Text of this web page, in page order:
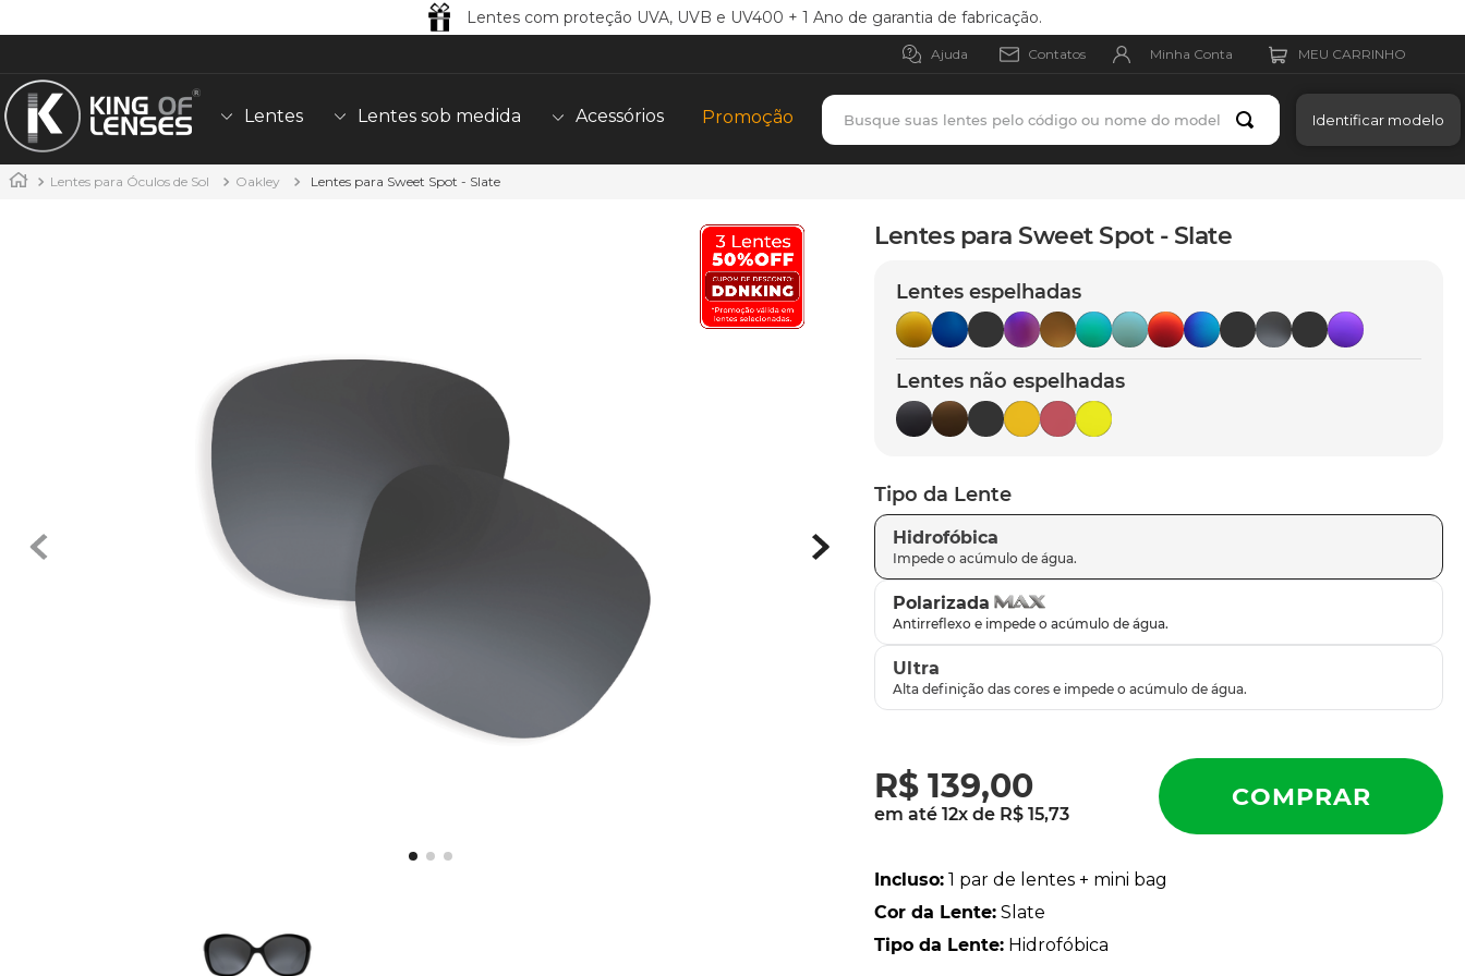
Lentes com proteção UVA, UVB e UV400 + 1 Ano de garantia de fabricação.
Ajuda Contatos Minha Conta
Lentes Lentes sob medida Acessórios Promoção
Busque suas lentes pelo código ou nome do modelo
Identificar modelo
Lentes para Óculos de Sol Oakley Lentes para Sweet Spot - Slate
Lentes para Sweet Spot - Slate
Lentes espelhadas
Lentes não espelhadas
Tipo da Lente
Hidrofóbica
Polarizada
Ultra
R$ 139,00
em até12x de R$ 15,73
Incluso: 1 par de lentes + mini bag
Cor da Lente: Slate
Tipo da Lente: Hidrofóbica
latch
sutro